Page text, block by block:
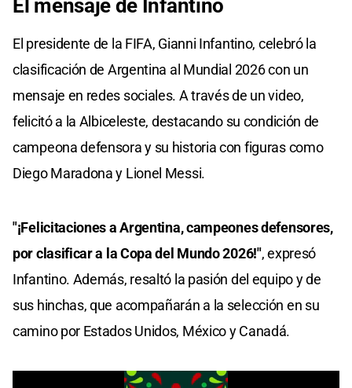
El mensaje de Infantino
El presidente de la FIFA, Gianni Infantino, celebró la
clasificación de Argentina al Mundial 2026 con un
mensaje en redes sociales. A través de un video,
felicitó a la Albiceleste, destacando su condición de
campeona defensora y su historia con figuras como
Diego Maradona y Lionel Messi.
"¡Felicitaciones a Argentina, campeones defensores,
por clasificar a la Copa del Mundo 2026!", expresó
Infantino. Además, resaltó la pasión del equipo y de
sus hinchas, que acompañarán a la selección en su
camino por Estados Unidos, México y Canadá.